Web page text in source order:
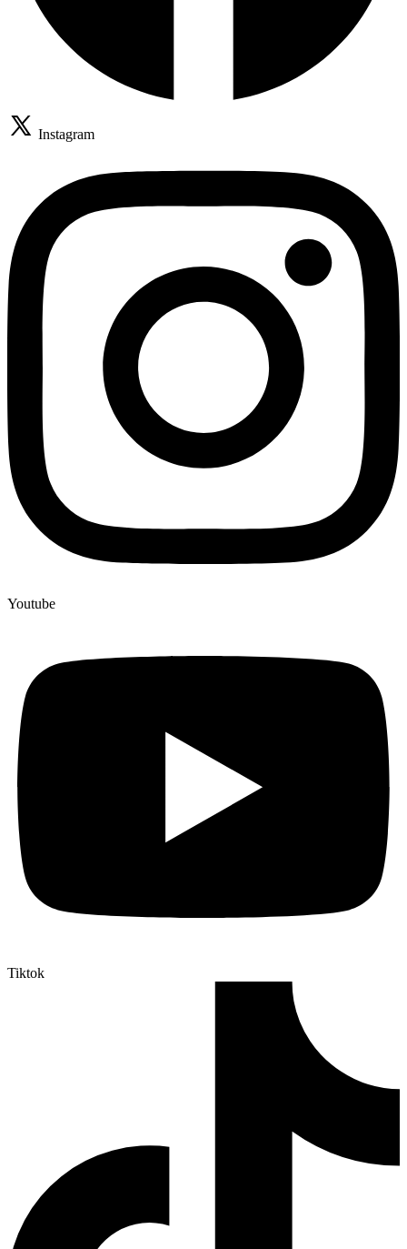
Instagram
Youtube
Tiktok